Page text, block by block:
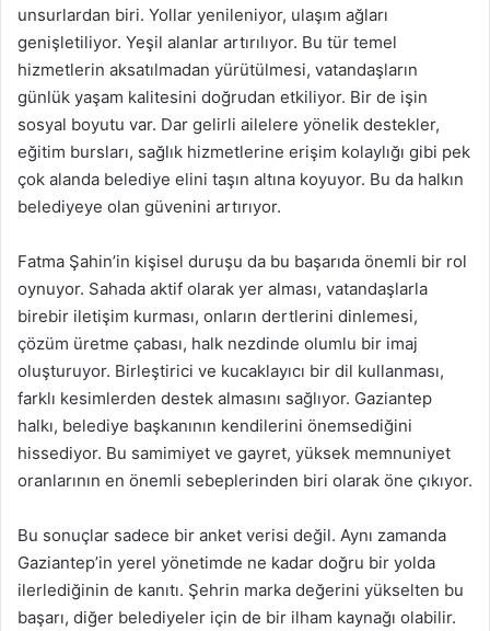
unsurlardan biri. Yollar yenileniyor, ulaşım ağları
genişletiliyor. Yeşil alanlar artırılıyor. Bu tür temel
hizmetlerin aksatılmadan yürütülmesi, vatandaşların
günlük yaşam kalitesini doğrudan etkiliyor. Bir de işin
sosyal boyutu var. Dar gelirli ailelere yönelik destekler,
eğitim bursları, sağlık hizmetlerine erişim kolaylığı gibi pek
çok alanda belediye elini taşın altına koyuyor. Bu da halkın
belediyeye olan güvenini artırıyor.
Fatma Şahin’in kişisel duruşu da bu başarıda önemli bir rol
oynuyor. Sahada aktif olarak yer alması, vatandaşlarla
birebir iletişim kurması, onların dertlerini dinlemesi,
çözüm üretme çabası, halk nezdinde olumlu bir imaj
oluşturuyor. Birleştirici ve kucaklayıcı bir dil kullanması,
farklı kesimlerden destek almasını sağlıyor. Gaziantep
halkı, belediye başkanının kendilerini önemsediğini
hissediyor. Bu samimiyet ve gayret, yüksek memnuniyet
oranlarının en önemli sebeplerinden biri olarak öne çıkıyor.
Bu sonuçlar sadece bir anket verisi değil. Aynı zamanda
Gaziantep’in yerel yönetimde ne kadar doğru bir yolda
ilerlediğinin de kanıtı. Şehrin marka değerini yükselten bu
başarı, diğer belediyeler için de bir ilham kaynağı olabilir.